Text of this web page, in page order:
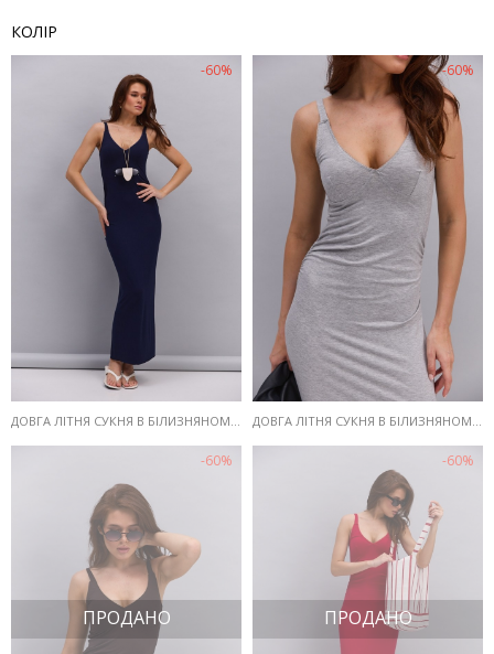
КОЛІР
-60%
ДОВГА ЛІТНЯ СУКНЯ В БІЛИЗНЯНОМУ СТИЛІ ТЕМНО-СИНЯ
-60%
ДОВГА ЛІТНЯ СУКНЯ В БІЛИЗНЯНОМУ СТИЛІ СІРА МЕЛАНЖ
-60%
ПРОДАНО
-60%
ПРОДАНО